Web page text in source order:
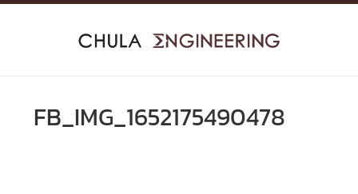
Skip
FB_IMG_1652175490478